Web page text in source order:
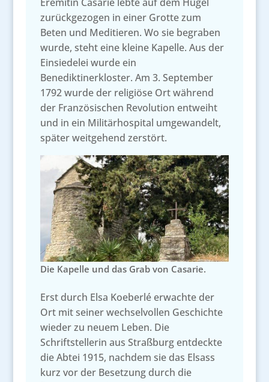
zurückgezogen in einer Grotte zum
Beten und Meditieren. Wo sie begraben
wurde, steht eine kleine Kapelle. Aus der
Einsiedelei wurde ein
Benediktinerkloster. Am 3. September
1792 wurde der religiöse Ort während
der Französischen Revolution entweiht
und in ein Militärhospital umgewandelt,
später weitgehend zerstört.
Die Kapelle und das Grab von Casarie.
Erst durch Elsa Koeberlé erwachte der
Ort mit seiner wechselvollen Geschichte
wieder zu neuem Leben. Die
Schriftstellerin aus Straßburg entdeckte
die Abtei 1915, nachdem sie das Elsass
kurz vor der Besetzung durch die